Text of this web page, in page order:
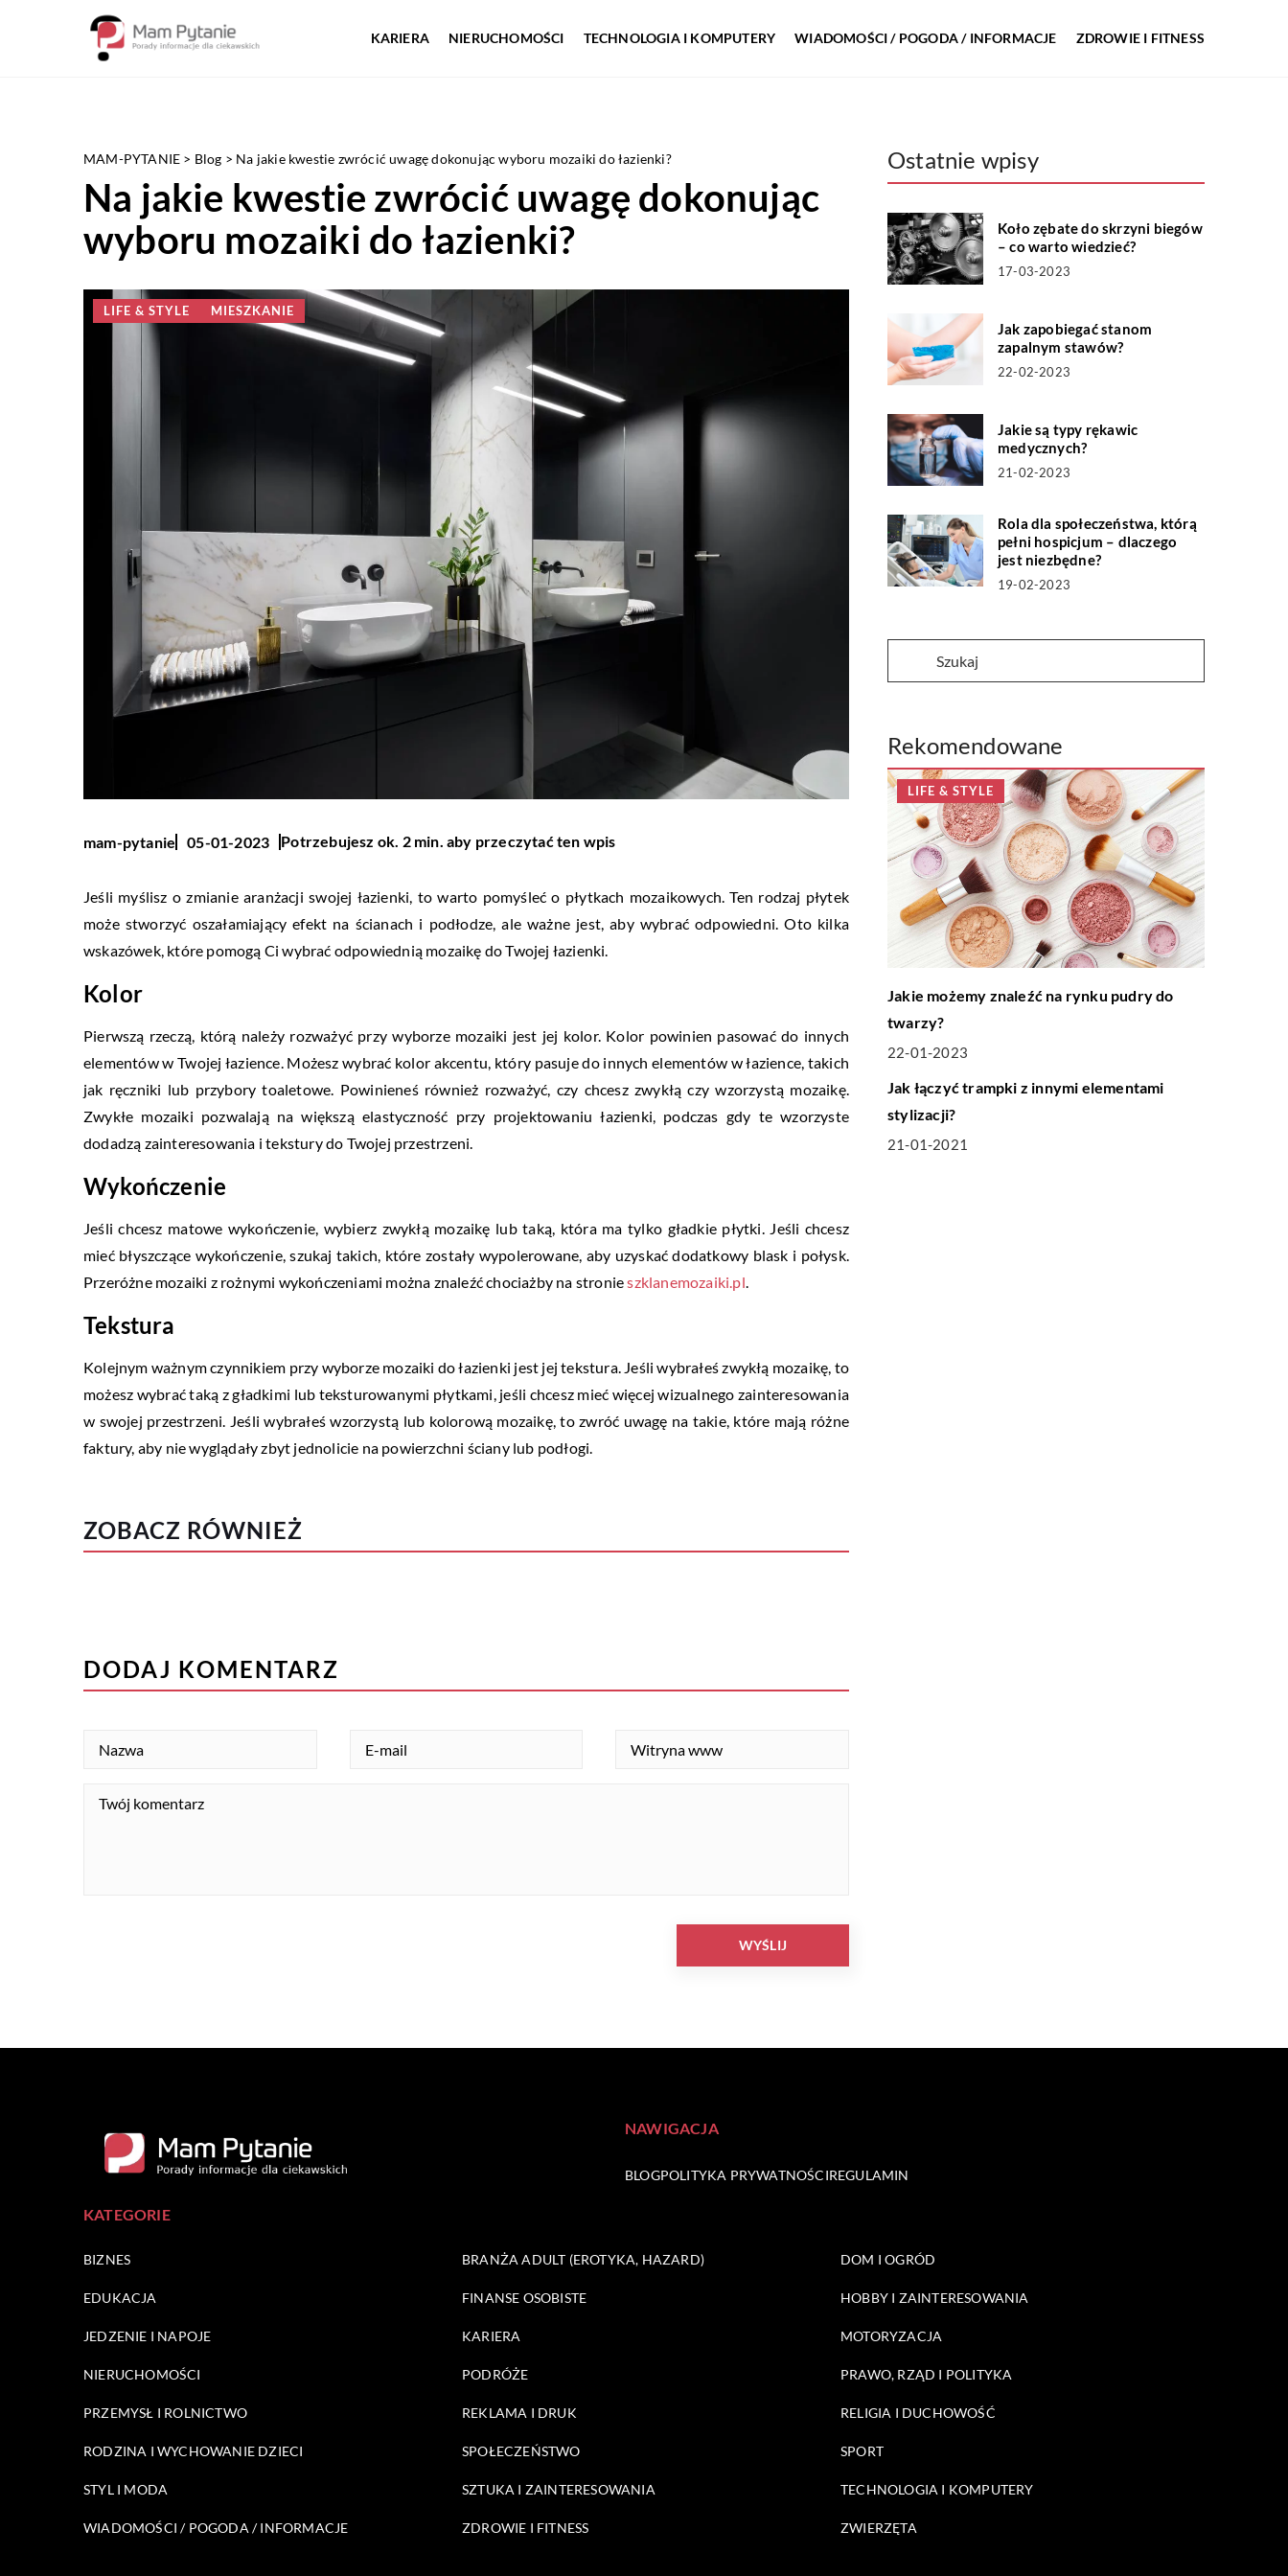
KARIERA NIERUCHOMOŚCI TECHNOLOGIA I KOMPUTERY WIADOMOŚCI / POGODA / INFORMACJE ZDROWIE I FITNESS
MAM-PYTANIE > Blog > Na jakie kwestie zwrócić uwagę dokonując wyboru mozaiki do łazienki?
Na jakie kwestie zwrócić uwagę dokonując
wyboru mozaiki do łazienki?
LIFE & STYLE MIESZKANIE
mam-pytanie 05-01-2023 Potrzebujesz ok. 2 min. aby przeczytać ten wpis
Jeśli myślisz o zmianie aranżacji swojej łazienki, to warto pomyśleć o płytkach mozaikowych. Ten rodzaj płytek
może stworzyć oszałamiający efekt na ścianach i podłodze, ale ważne jest, aby wybrać odpowiedni. Oto kilka
wskazówek, które pomogą Ci wybrać odpowiednią mozaikę do Twojej łazienki.
Kolor
Pierwszą rzeczą, którą należy rozważyć przy wyborze mozaiki jest jej kolor. Kolor powinien pasować do innych
elementów w Twojej łazience. Możesz wybrać kolor akcentu, który pasuje do innych elementów w łazience, takich
jak ręczniki lub przybory toaletowe. Powinieneś również rozważyć, czy chcesz zwykłą czy wzorzystą mozaikę.
Zwykłe mozaiki pozwalają na większą elastyczność przy projektowaniu łazienki, podczas gdy te wzorzyste
dodadzą zainteresowania i tekstury do Twojej przestrzeni.
Wykończenie
Jeśli chcesz matowe wykończenie, wybierz zwykłą mozaikę lub taką, która ma tylko gładkie płytki. Jeśli chcesz
mieć błyszczące wykończenie, szukaj takich, które zostały wypolerowane, aby uzyskać dodatkowy blask i połysk.
Przeróżne mozaiki z rożnymi wykończeniami można znaleźć chociażby na stronieszklanemozaiki.pl.
Tekstura
Kolejnym ważnym czynnikiem przy wyborze mozaiki do łazienki jest jej tekstura. Jeśli wybrałeś zwykłą mozaikę, to
możesz wybrać taką z gładkimi lub teksturowanymi płytkami, jeśli chcesz mieć więcej wizualnego zainteresowania
w swojej przestrzeni. Jeśli wybrałeś wzorzystą lub kolorową mozaikę, to zwróć uwagę na takie, które mają różne
faktury, aby nie wyglądały zbyt jednolicie na powierzchni ściany lub podłogi.
ZOBACZ RÓWNIEŻ
Ostatnie wpisy
Koło zębate do skrzyni biegów
– co warto wiedzieć?
17-03-2023
Jak zapobiegać stanom
zapalnym stawów?
22-02-2023
Jakie są typy rękawic
medycznych?
21-02-2023
Rola dla społeczeństwa, którą
pełni hospicjum – dlaczego
jest niezbędne?
19-02-2023
Rekomendowane
LIFE & STYLE
Jakie możemy znaleźć na rynku pudry do
twarzy?
22-01-2023
LIFE & STYLE
Jak łączyć trampki z innymi elementami
stylizacji?
21-01-2021
DODAJ KOMENTARZ
NAWIGACJA
BLOGPOLITYKA PRYWATNOŚCIREGULAMIN
KATEGORIE
BIZNES BRANŻA ADULT (EROTYKA, HAZARD) DOM I OGRÓD
EDUKACJA FINANSE OSOBISTE HOBBY I ZAINTERESOWANIA
JEDZENIE I NAPOJE KARIERA MOTORYZACJA
NIERUCHOMOŚCI PODRÓŻE PRAWO, RZĄD I POLITYKA
PRZEMYSŁ I ROLNICTWO REKLAMA I DRUK RELIGIA I DUCHOWOŚĆ
RODZINA I WYCHOWANIE DZIECI SPOŁECZEŃSTWO SPORT
STYL I MODA SZTUKA I ZAINTERESOWANIA TECHNOLOGIA I KOMPUTERY
WIADOMOŚCI / POGODA / INFORMACJE ZDROWIE I FITNESS ZWIERZĘTA